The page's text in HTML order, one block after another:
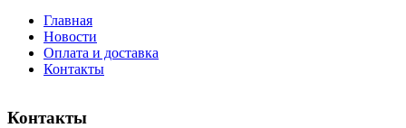
Главная
Новости
Оплата и доставка
Контакты
Контакты